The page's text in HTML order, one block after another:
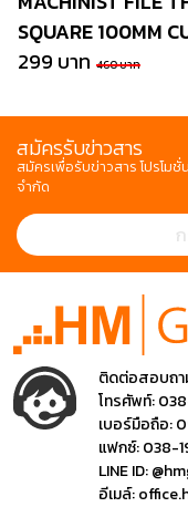
SQUARE 100MM
299 บาท 460 บาท
สมัครรับข่าวสาร
สมัครเพื่อรับข่าวสาร โปรโม
จำกัด
ติดต่อสอบถา
โทรศัพท์:
เบอร์มือถือ:
แฟกซ์:038-
LINE ID:
อีเมล์: